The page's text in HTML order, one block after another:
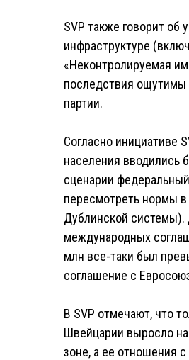
SVP также говорит об
инфраструктуре
«Неконтролируемая
последствия ощутимы
партии.
Согласно инициативе
населения вводились
сценарии
пересмотреть нормы
Дублинской системы).
международных
млн все-таки был
соглашение с
В SVP отмечают, что
Швейцарии выросло
зоне, а ее отношения